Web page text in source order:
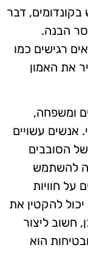
בקונדומים, דבר
הבנה.
רגישים כמו
את האמון
ומשפחה,
עשויים
הסובבים
להשתמש
על חוויות
להקטין את
חשוב ליצור
הוא